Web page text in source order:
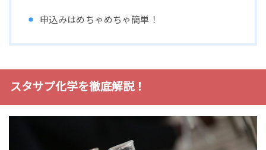
申込みはめちゃめちゃ簡単！
スタサプ化学を徹底解説！